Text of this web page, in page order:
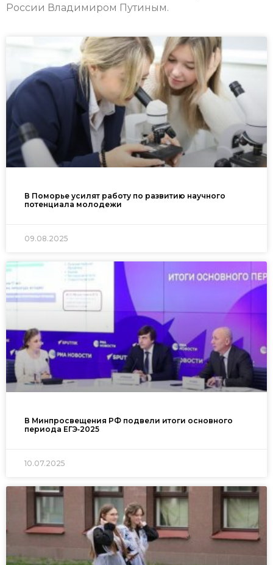
России Владимиром Путиным.
В Поморье усилят работу по развитию научного
потенциала молодежи
09.08.2025
В Минпросвещения РФ подвели итоги основного
периода ЕГЭ‑2025
10.07.2025